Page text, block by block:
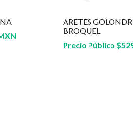
ARETES
BROQUEL
Precio Público $